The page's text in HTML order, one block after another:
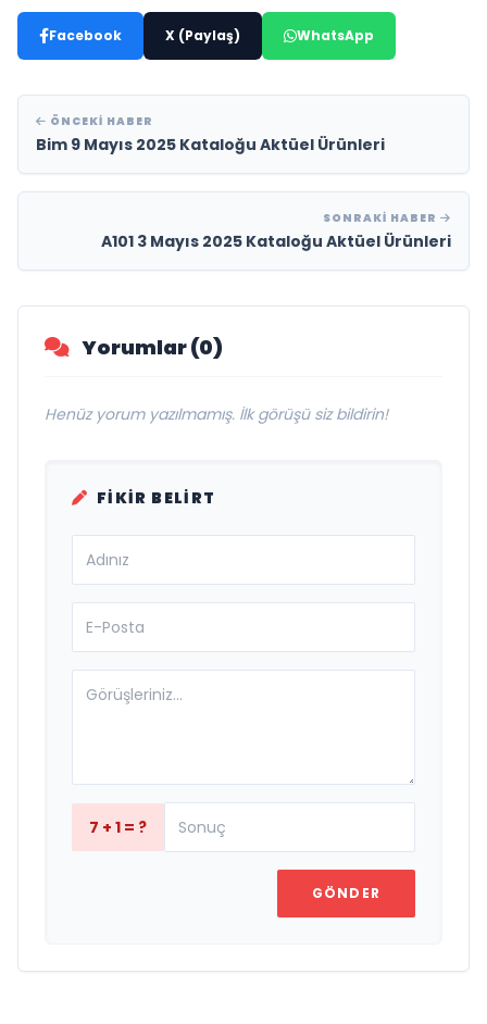
Facebook X (Paylaş) WhatsApp
ÖNCEKI HABER
Bim 9 Mayıs 2025 Kataloğu Aktüel Ürünleri
SONRAKI HABER
A101 3 Mayıs 2025 Kataloğu Aktüel Ürünleri
Yorumlar (0)
Henüz yorum yazılmamış. İlk görüşü siz bildirin!
FIKIR BELIRT
7 + 1 = ?
GÖNDER